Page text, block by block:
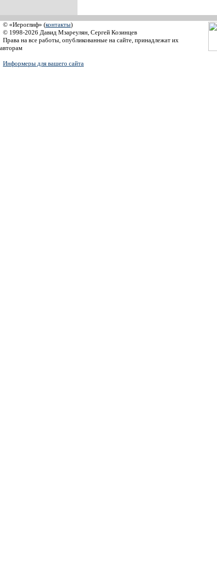
© «Иероглиф» (контакты)
© 1998-2026 Давид Мзареулян, Сергей Козинцев
Права на все работы, опубликованные на сайте, принадлежат их
авторам
Информеры для вашего сайта